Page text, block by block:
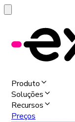
Produto
Soluções
Recursos
Preços